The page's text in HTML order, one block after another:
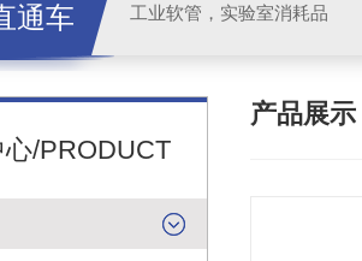
通车 工业软管，实验室消耗品
心/PRODUCT
产品展示